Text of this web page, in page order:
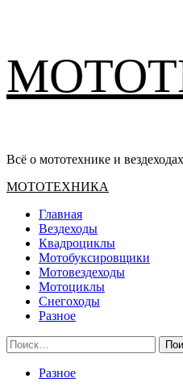
содержимому
Всё о мототехнике и вездеходах
Основное
МОТОТЕХНИКА
Главная
Вездеходы
Квадроциклы
Мотобуксировщики
Мотовездеходы
Мотоциклы
Снегоходы
Разное
Найти:
Разное